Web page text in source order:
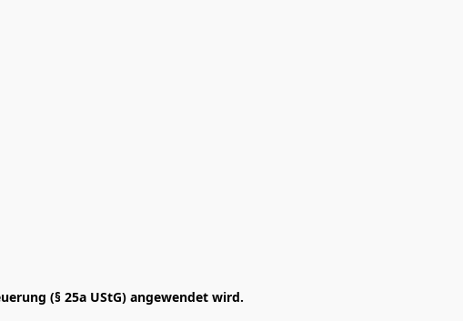
(§ 25a UStG) angewendet wird.